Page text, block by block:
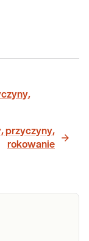
przyczyny,
rokowanie